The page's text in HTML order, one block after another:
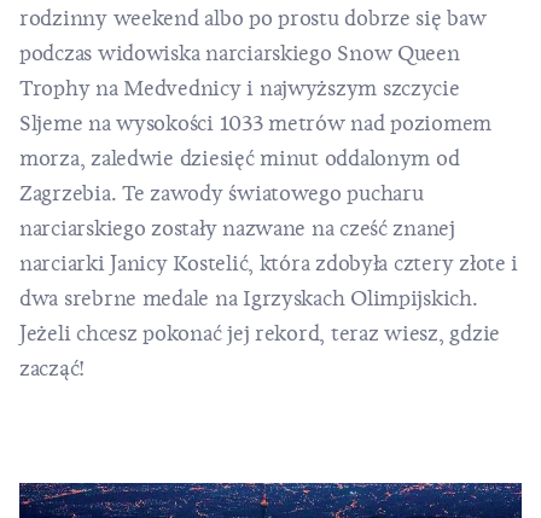
rodzinny weekend albo po prostu dobrze się baw
podczas widowiska narciarskiego Snow Queen
Trophy na Medvednicy i najwyższym szczycie
Sljeme na wysokości 1033 metrów nad poziomem
morza, zaledwie dziesięć minut oddalonym od
Zagrzebia. Te zawody światowego pucharu
narciarskiego zostały nazwane na cześć znanej
narciarki Janicy Kostelić, która zdobyła cztery złote i
dwa srebrne medale na Igrzyskach Olimpijskich.
Jeżeli chcesz pokonać jej rekord, teraz wiesz, gdzie
zacząć!